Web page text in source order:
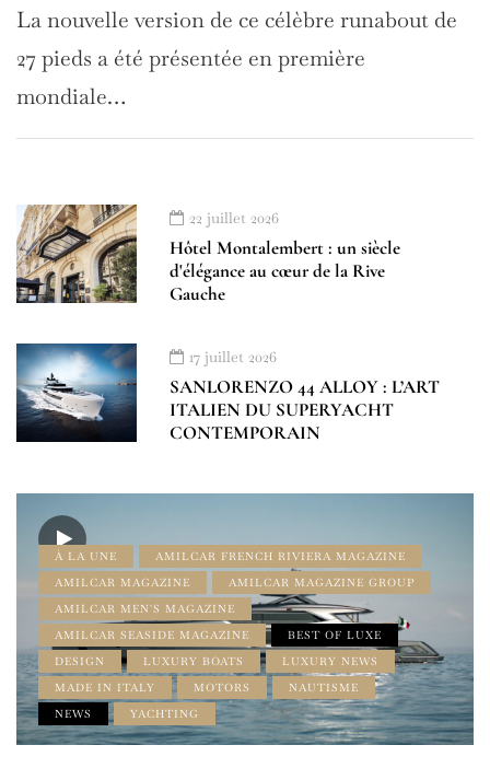
La nouvelle version de ce célèbre runabout de
27 pieds a été présentée en première
mondiale…
22 juillet 2026
Hôtel Montalembert : un siècle
d'élégance au cœur de la Rive
Gauche
17 juillet 2026
SANLORENZO 44 ALLOY : L’ART
ITALIEN DU SUPERYACHT
CONTEMPORAIN
À LA UNE
AMILCAR FRENCH RIVIERA MAGAZINE
AMILCAR MAGAZINE
AMILCAR MAGAZINE GROUP
AMILCAR MEN'S MAGAZINE
AMILCAR SEASIDE MAGAZINE
BEST OF LUXE
DESIGN
LUXURY BOATS
LUXURY NEWS
MADE IN ITALY
MOTORS
NAUTISME
NEWS
YACHTING